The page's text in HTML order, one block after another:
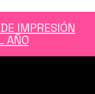
IMPRESIÓN
AÑO